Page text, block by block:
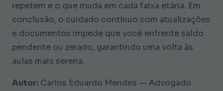
repetem e o que muda em cada faixa etária. Em
conclusão, o cuidado contínuo com atualizações
e documentos impede que você enfrente saldo
pendente ou zerado, garantindo uma volta às
aulas mais serena.
Autor: Carlos Eduardo Mendes — Advogado